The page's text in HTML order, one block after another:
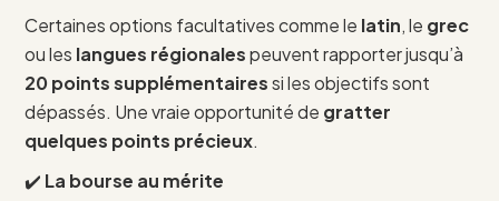
Certaines options facultatives comme le latin, le grec
ou les langues régionalespeuvent rapporter jusqu’à
20 points supplémentairessi les objectifs sont
dépassés. Une vraie opportunité de gratter
quelques points précieux.
✔️ La bourse au mérite